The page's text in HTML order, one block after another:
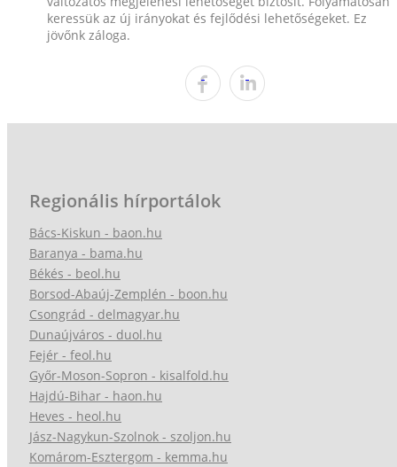
keressük az új irányokat és fejlődési lehetőségeket. Ez
jövőnk záloga.
Regionális hírportálok
Bács-Kiskun - baon.hu
Baranya - bama.hu
Békés - beol.hu
Borsod-Abaúj-Zemplén - boon.hu
Csongrád - delmagyar.hu
Dunaújváros - duol.hu
Fejér - feol.hu
Győr-Moson-Sopron - kisalfold.hu
Hajdú-Bihar - haon.hu
Heves - heol.hu
Jász-Nagykun-Szolnok - szoljon.hu
Komárom-Esztergom - kemma.hu